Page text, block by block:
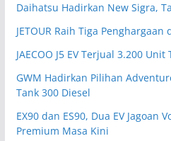
Daihatsu Hadirkan New Sigra,
JETOUR Raih Tiga Penghargaan
JAECOO J5 EV Terjual 3.200
GWM Hadirkan Pilihan
Tank 300 Diesel
EX90 dan ES90, Dua EV Jagoan
Premium Masa Kini